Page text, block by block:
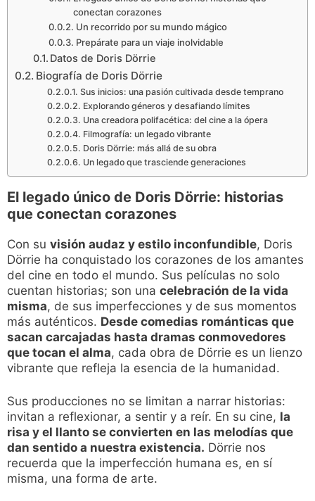
conectan corazones
Un recorrido por su mundo mágico
Prepárate para un viaje inolvidable
Datos de Doris Dörrie
Biografía de Doris Dörrie
Sus inicios: una pasión cultivada desde temprano
Explorando géneros y desafiando límites
Una creadora polifacética: del cine a la ópera
Filmografía: un legado vibrante
Doris Dörrie: más allá de su obra
Un legado que trasciende generaciones
El legado único de Doris Dörrie: historias
que conectan corazones
Con su visión audaz y estilo inconfundible, Doris
Dörrie ha conquistado los corazones de los amantes
del cine en todo el mundo. Sus películas no solo
cuentan historias; son una celebración de la vida
misma, de sus imperfecciones y de sus momentos
más auténticos. Desde comedias románticas que
sacan carcajadas hasta dramas conmovedores
que tocan el alma, cada obra de Dörrie es un lienzo
vibrante que refleja la esencia de la humanidad.
Sus producciones no se limitan a narrar historias:
invitan a reflexionar, a sentir y a reír. En su cine, la
risa y el llanto se convierten en las melodías que
dan sentido a nuestra existencia. Dörrie nos
recuerda que la imperfección humana es, en sí
misma, una forma de arte.